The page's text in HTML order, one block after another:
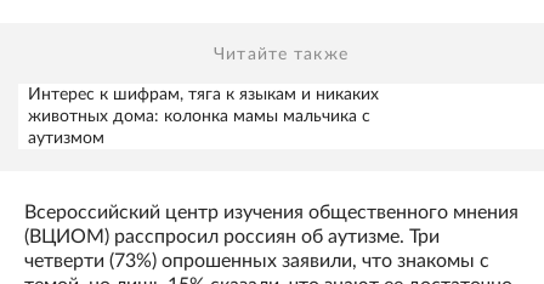
Читайте также
Интерес к шифрам, тяга к языкам и никаких
животных дома: колонка мамы мальчика с
аутизмом
Всероссийский центр изучения общественного мнения
(ВЦИОМ) расспросил россиян об аутизме. Три
четверти (73%) опрошенных заявили, что знакомы с